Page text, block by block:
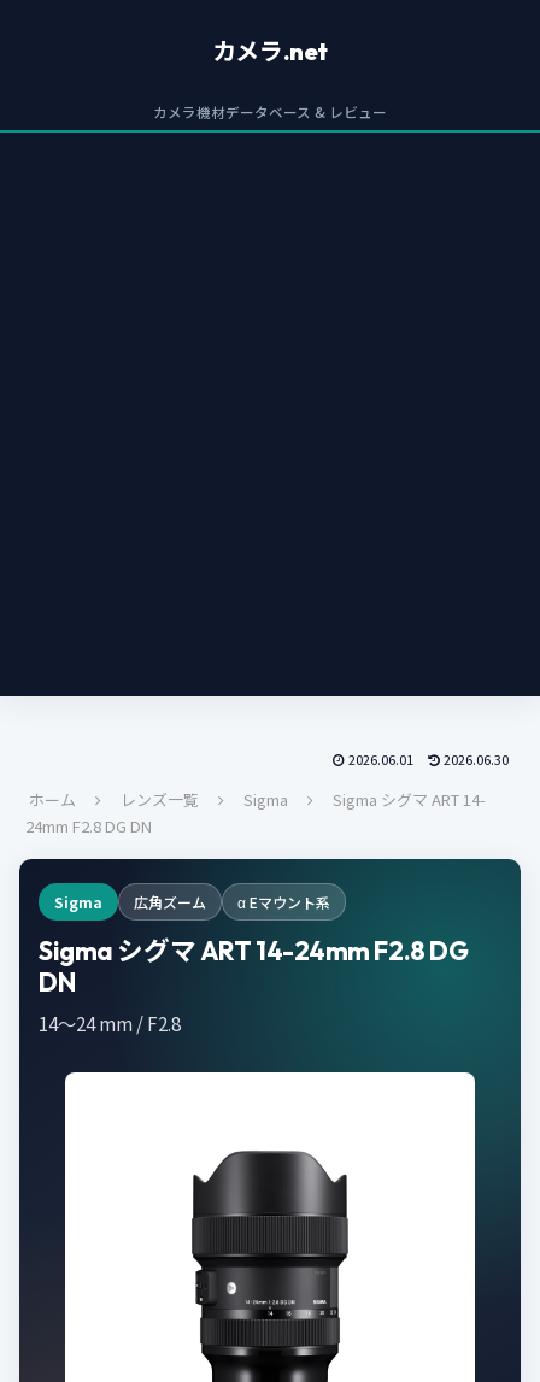
カメラ.net
カメラ機材データベース & レビュー
2026.06.01 2026.06.30
ホーム レンズ一覧 Sigma
Sigma シグマ ART 14-
24mm F2.8 DG DN
Sigma 広角ズーム α Eマウント系
Sigma シグマ ART 14-24mm F2.8 DG
DN
14～24 mm / F2.8